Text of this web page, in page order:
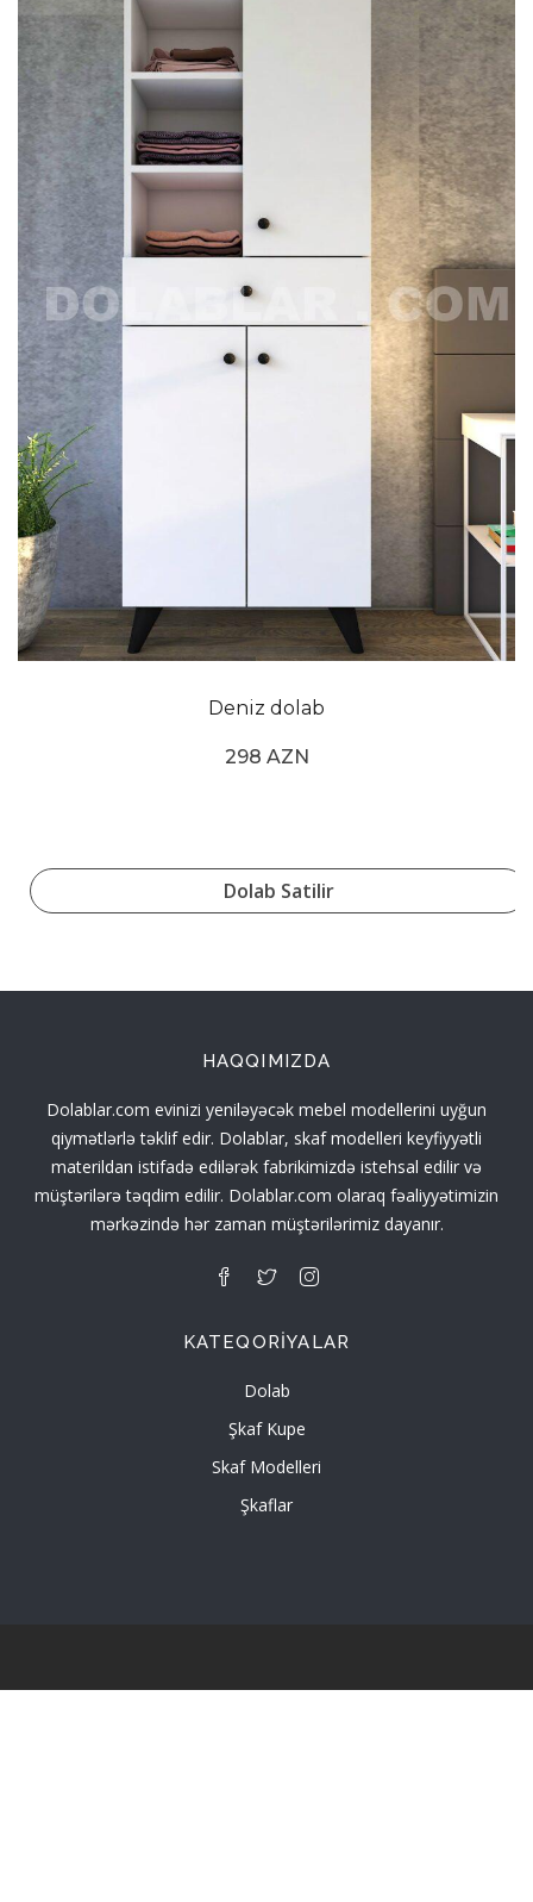
Deniz dolab
298 AZN
Dolab Satilir
HAQQIMIZDA
Dolablar.com evinizi yeniləyəcək mebel modellerini uyğun
qiymətlərlə təklif edir. Dolablar, skaf modelleri keyfiyyətli
materildan istifadə edilərək fabrikimizdə istehsal edilir və
müştərilərə təqdim edilir. Dolablar.com olaraq fəaliyyətimizin
mərkəzində hər zaman müştərilərimiz dayanır.
KATEQORIYALAR
Dolab
Şkaf Kupe
Skaf Modelleri
Şkaflar